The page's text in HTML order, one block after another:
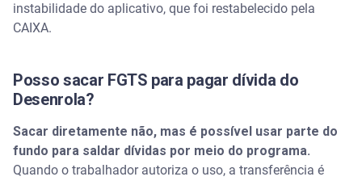
instabilidade do aplicativo, que foi restabelecido pela
CAIXA.
Posso sacar FGTS para pagar dívida do
Desenrola?
Sacar diretamente não, mas é possível usar parte do
fundo para saldar dívidas por meio do programa.
Quando o trabalhador autoriza o uso, a transferência é